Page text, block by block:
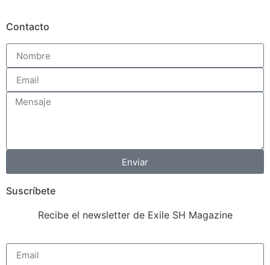
Contacto
Enviar
Suscríbete
Recibe el newsletter de Exile SH Magazine